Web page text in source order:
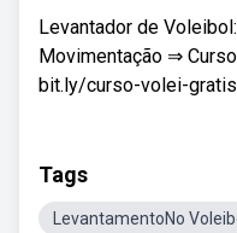
Levantador de
Movimentação ⇒
bit.ly/curso-volei-gratis
Tags
LevantamentoNo